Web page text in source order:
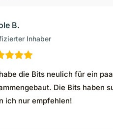
B.
Inhaber
5
die Bits neulich für ein
Die Bits haben
ich nur empfehlen!